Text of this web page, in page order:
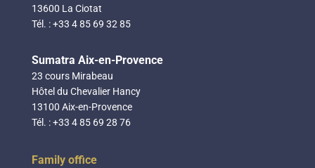
13600 La Ciotat
Tél. : +33 4 85 69 32 85
Sumatra Aix-en-Provence
23 cours Mirabeau
Hôtel du Chevalier Hancy
13100 Aix-en-Provence
Tél. : +33 4 85 69 28 76
Family office